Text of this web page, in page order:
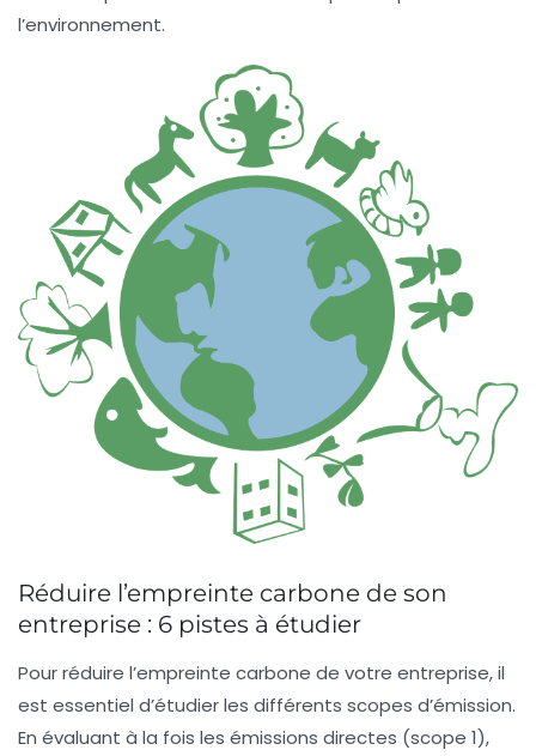
l’environnement.
Réduire l’empreinte carbone de son
entreprise : 6 pistes à étudier
Pour réduire l’empreinte carbone de votre entreprise, il
est essentiel d’étudier les différents scopes d’émission.
En évaluant à la fois les émissions directes (scope 1),